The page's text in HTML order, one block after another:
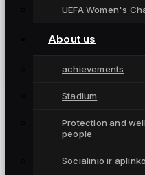
UEFA Women's
About us
achievements
Stadium
Protection and
people
Socialinio ir
Lietuvos čempionės
(santrauka,
May 11, 2025
Lietuvos čempionės iš